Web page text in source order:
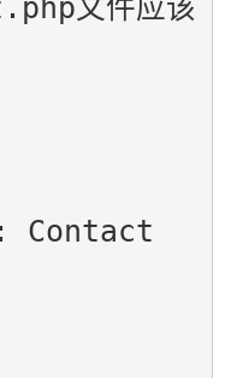
文件应该
Contact